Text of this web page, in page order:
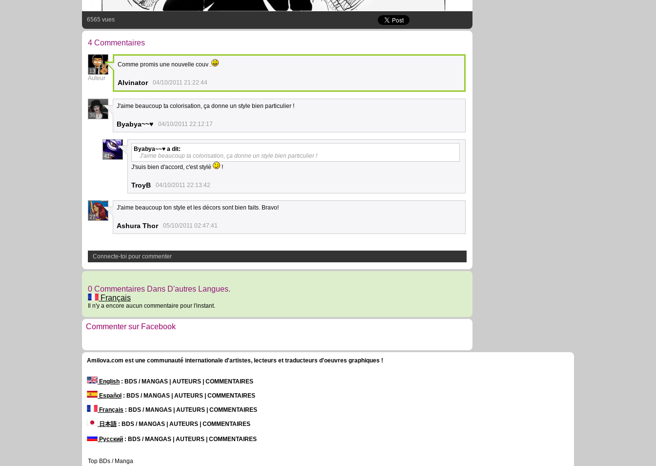
6565 vues
4 Commentaires
13
Auteur
Comme promis une nouvelle couv .
Alvinator 04/10/2011 21:22:44
36
J'aime beaucoup ta colorisation, ça donne un style bien particulier !
Byabya~~♥ 04/10/2011 22:12:17
41
Byabya~~♥ a dit:
J'aime beaucoup ta colorisation, ça donne un style bien particulier !
J'suis bien d'accord, c'est stylé
!
TroyB 04/10/2011 22:13:42
27
J'aime beaucoup ton style et les décors sont bien faits. Bravo!
Ashura Thor 05/10/2011 02:47:41
Connecte-toi pour commenter
0 Commentaires Dans D'autres Langues.
Français
Il n'y a encore aucun commentaire pour l'instant.
Commenter sur Facebook
Amilova.com est une communauté internationale d'artistes, lecteurs et traducteurs d'oeuvres graphiques !
English : BDS / MANGAS | AUTEURS | COMMENTAIRES
Español : BDS / MANGAS | AUTEURS | COMMENTAIRES
Français : BDS / MANGAS | AUTEURS | COMMENTAIRES
日本語: BDS / MANGAS | AUTEURS | COMMENTAIRES
Русский : BDS / MANGAS | AUTEURS | COMMENTAIRES
Top BDs / Manga